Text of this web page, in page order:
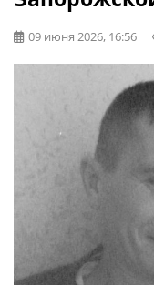
09 июня 2026, 16:56